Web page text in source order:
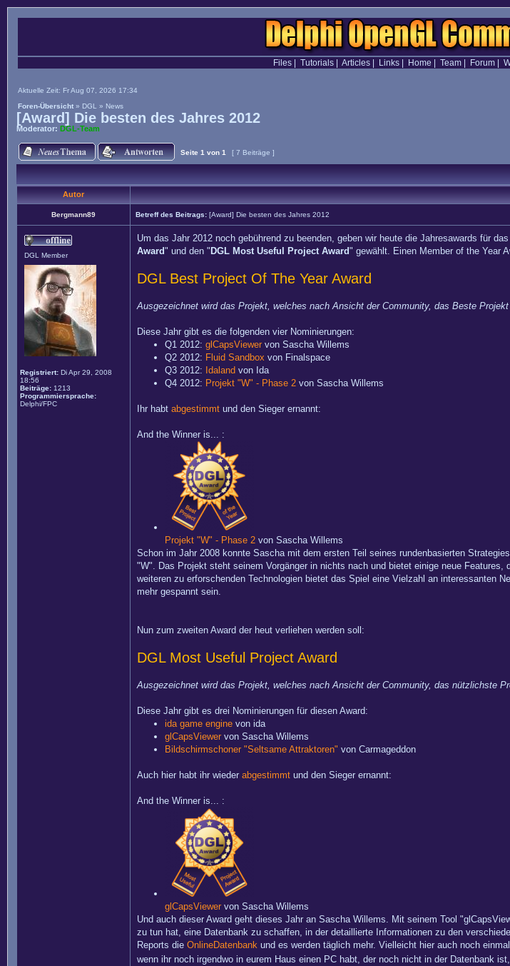
Files| Tutorials| Articles| Links| Home Team| Forum|
Aktuelle Zeit: Fr Aug 07, 2026 17:34
Foren-Übersicht » DGL » News
[Award] Die besten des Jahres 2012
Moderator: DGL-Team
Seite 1 von 1 [ 7 Beiträge ]
Autor
Bergmann89 Betreff des Beitrags: [Award] Die besten des Jahres 2012
DGL Member
Registriert: Di Apr 29, 2008
18:56
Beiträge: 1213
Programmiersprache:
Delphi/FPC
Um das Jahr 2012 noch gebührend zu beenden, geben wir heute die Jahresawards für
Award" und den " DGL Most Useful Project Award" gewählt. Einen Member of the Year
DGL Best Project Of The Year Award
Ausgezeichnet wird das Projekt, welches nach Ansicht der Community, das Beste
Diese Jahr gibt es die folgenden vier Nominierungen:
Q1 2012: glCapsViewer von Sascha Willems
Q2 2012: Fluid Sandbox von Finalspace
Q3 2012: Idaland von Ida
Q4 2012: Projekt "W" - Phase 2 von Sascha Willems
Ihr habt abgestimmt und den Sieger ernannt:
And the Winner is... :
Projekt "W" - Phase 2 von Sascha Willems
Schon im Jahr 2008 konnte Sascha mit dem ersten Teil seines rundenbasierten
"W". Das Projekt steht seinem Vorgänger in nichts nach und bietet einige neue
weiteren zu erforschenden Technologien bietet das Spiel eine Vielzahl an interessanten
mehr gespannt sein.
Nun zum zweiten Award der heut verliehen werden soll:
DGL Most Useful Project Award
Ausgezeichnet wird das Projekt, welches nach Ansicht der Community, das nützlichste
Diese Jahr gibt es drei Nominierungen für diesen Award:
ida game engine von ida
glCapsViewer von Sascha Willems
Bildschirmschoner "Seltsame Attraktoren" von Carmageddon
Auch hier habt ihr wieder abgestimmt und den Sieger ernannt:
And the Winner is... :
glCapsViewer von Sascha Willems
Und auch dieser Award geht dieses Jahr an Sascha Willems. Mit seinem Tool
zu tun hat, eine Datenbank zu schaffen, in der detaillierte Informationen zu den
Reports die OnlineDatenbank und es werden täglich mehr. Vielleicht hier auch noch
wenn ihr noch irgendwo in eurem Haus einen PC habt, der noch nicht in der Datenbank